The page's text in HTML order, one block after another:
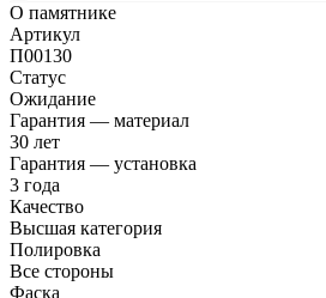
О памятнике
Артикул
П00130
Статус
Ожидание
Гарантия — материал
30 лет
Гарантия — установка
3 года
Качество
Высшая категория
Полировка
Все стороны
Фаска